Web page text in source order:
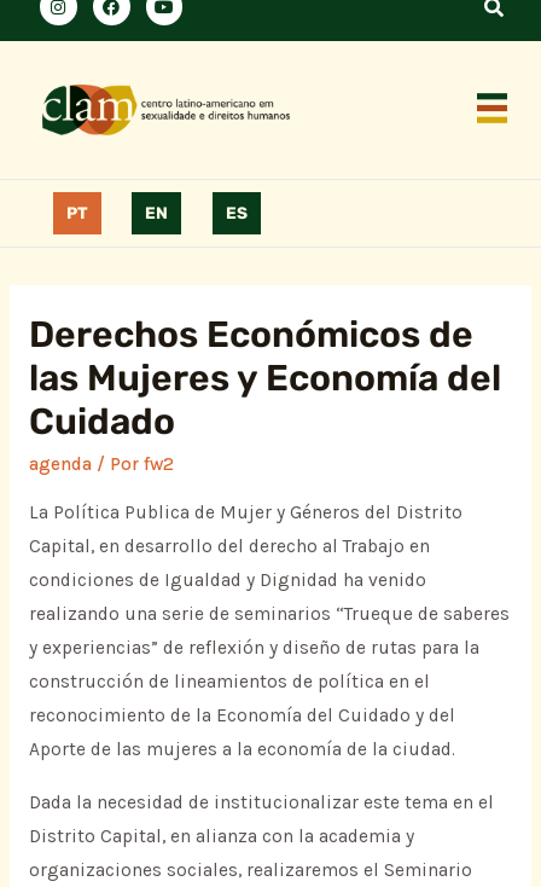
PT EN ES
Derechos Económicos de
las Mujeres y Economía del
Cuidado
agenda/ Por fw2
La Política Publica de Mujer y Géneros del Distrito
Capital, en desarrollo del derecho al Trabajo en
condiciones de Igualdad y Dignidad ha venido
realizando una serie de seminarios “Trueque de saberes
y experiencias” de reflexión y diseño de rutas para la
construcción de lineamientos de política en el
reconocimiento de la Economía del Cuidado y del
Aporte de las mujeres a la economía de la ciudad.
Dada la necesidad de institucionalizar este tema en el
Distrito Capital, en alianza con la academia y
organizaciones sociales, realizaremos el Seminario